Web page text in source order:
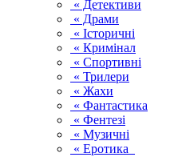
« Детективи
« Драми
« Історичні
« Кримінал
« Спортивні
« Трилери
« Жахи
« Фантастика
« Фентезі
« Музичні
« Еротика